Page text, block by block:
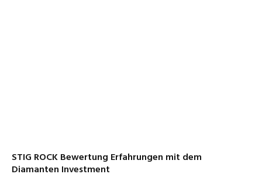
STIG ROCK Bewertung Erfahrungen mit dem
Diamanten Investment